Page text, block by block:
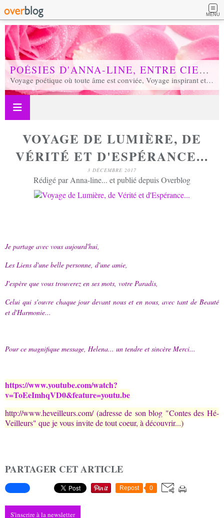
MENU
POÉSIES D'ANNA-LINE, ENTRE CIEL ET TERRE...
Voyage poétique où toute âme est conviée, Voyage inspirant et inspiré, Voyage en soi et d'unité, Voyage au coeur de notre réalité...
VOYAGE DE LUMIÈRE, DE
VÉRITÉ ET D'ESPÉRANCE...
3 DÉCEMBRE 2017
Rédigé par Anna-line... et publié depuis Overblog
Je partage avec vous aujourd'hui,
Les Liens d'une belle personne, d'une amie,
J'espère que vous trouverez en ses mots, votre Paradis,
Celui qui s'ouvre chaque jour devant nous et en nous, avec tant de Beauté
et d'Harmonie...
Pour ce magnifique message, Helena... un tendre et sincère Merci...
https://www.youtube.com/watch?
v=ToEeImhqVD0&feature=youtu.be
http://www.heveilleurs.com/ (adresse de son blog "Contes des Hé-
Veilleurs" que je vous invite de tout coeur, à découvrir...)
PARTAGER CET ARTICLE
Repost 0
S'inscrire à la newsletter